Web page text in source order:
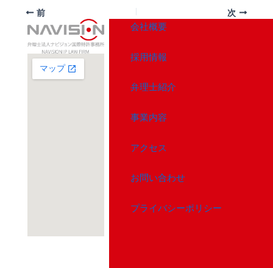
前 次
会社概要
採用情報
弁理士紹介
事業内容
アクセス
お問い合わせ
プライバシーポリシー